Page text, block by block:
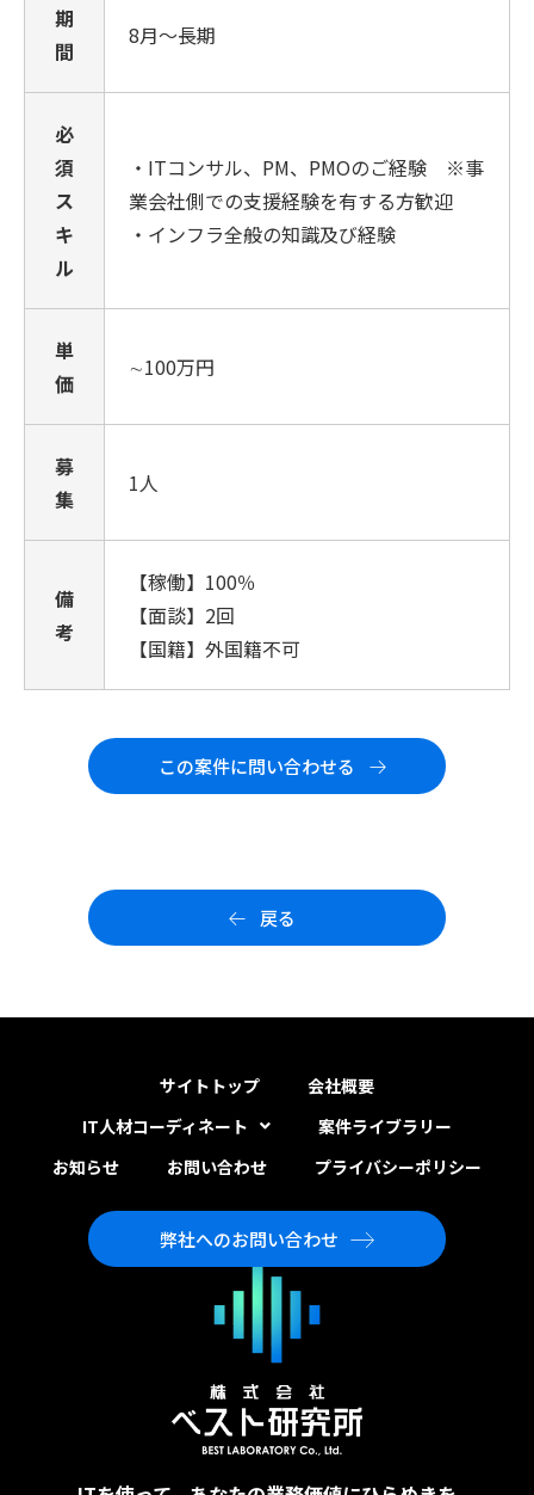
期
間
8月～長期
必
須
ス
キ
ル
・ITコンサル、PM、PMOのご経験 ※事
業会社側での支援経験を有する方歓迎
・インフラ全般の知識及び経験
単
価
∼100万円
募
集
1人
備
考
【稼働】100％
【面談】2回
【国籍】外国籍不可
この案件に問い合わせる
戻る
サイトトップ
会社概要
IT人材コーディネート
案件ライブラリー
お知らせ
お問い合わせ プライバシーポリシー
弊社へのお問い合わせ